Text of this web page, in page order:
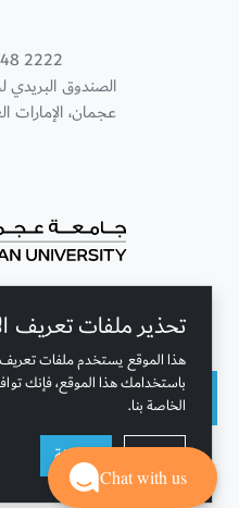
تحذير ملفات تعريف
هذا الموقع يستخدم ملفات تعريف
باستخدامك هذا الموقع، فإنك
الخاصة بنا.
رفض موافقة
2222
الصندوق البريدي
عجمان، الإمارات
حقوق النشر محفوظة © جامعة
التحديث الأخير -Chat with us